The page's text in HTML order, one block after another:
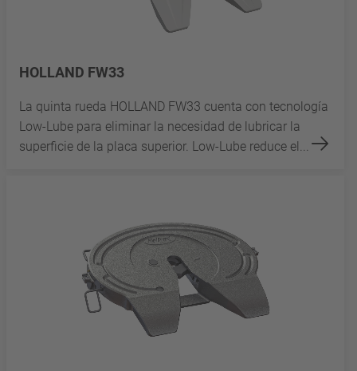
HOLLAND FW33
La quinta rueda HOLLAND FW33 cuenta con tecnología
Low-Lube para eliminar la necesidad de lubricar la
superficie de la placa superior. Low-Lube reduce el...